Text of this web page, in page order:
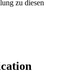
zu diesen